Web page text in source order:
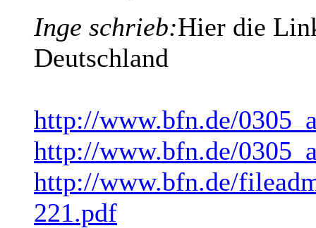
Inge schrieb:Hier die
Deutschland
http://www.bfn.de/
http://www.bfn.de/
http://www.bfn.de/
221.pdf